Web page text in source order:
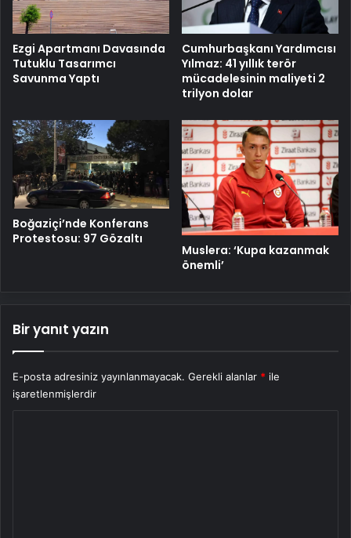
Ezgi Apartmanı Davasında
Tutuklu Tasarımcı
Savunma Yaptı
Cumhurbaşkanı Yardımcısı
Yılmaz: 41 yıllık terör
mücadelesinin maliyeti 2
trilyon dolar
Boğaziçi’nde Konferans
Protestosu: 97 Gözaltı
Muslera: ‘Kupa kazanmak
önemli’
Bir yanıt yazın
E-posta adresiniz yayınlanmayacak. Gerekli alanlar * ile
işaretlenmişlerdir